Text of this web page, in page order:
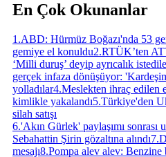
En Çok Okunanlar
1 .ABD: Hürmüz Boğazı'nda 53
gemiye el konuldu2.RTÜK’ten
‘Milli duruş’ deyip ayrıcalık
gerçek infaza dönüşüyor:
yolladılar4.Meslekten ihraç edilen
kimlikle yakalandı5.Türkiye'den
silah satışı
6.'Akın Gürlek' paylaşımı
Sebahattin Şirin gözaltına alındı7.
mesajı8.Pompa alev alev: Benzine